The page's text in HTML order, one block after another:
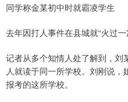
同学称金某初中时就霸凌学生
去年因打人事件在县城就“火过一
记者从多个知情人处了解到，刘
人就读于同一所学校。刘刚说
报考的这所学校。